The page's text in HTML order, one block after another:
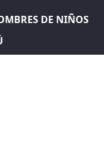
DE NIÑOS